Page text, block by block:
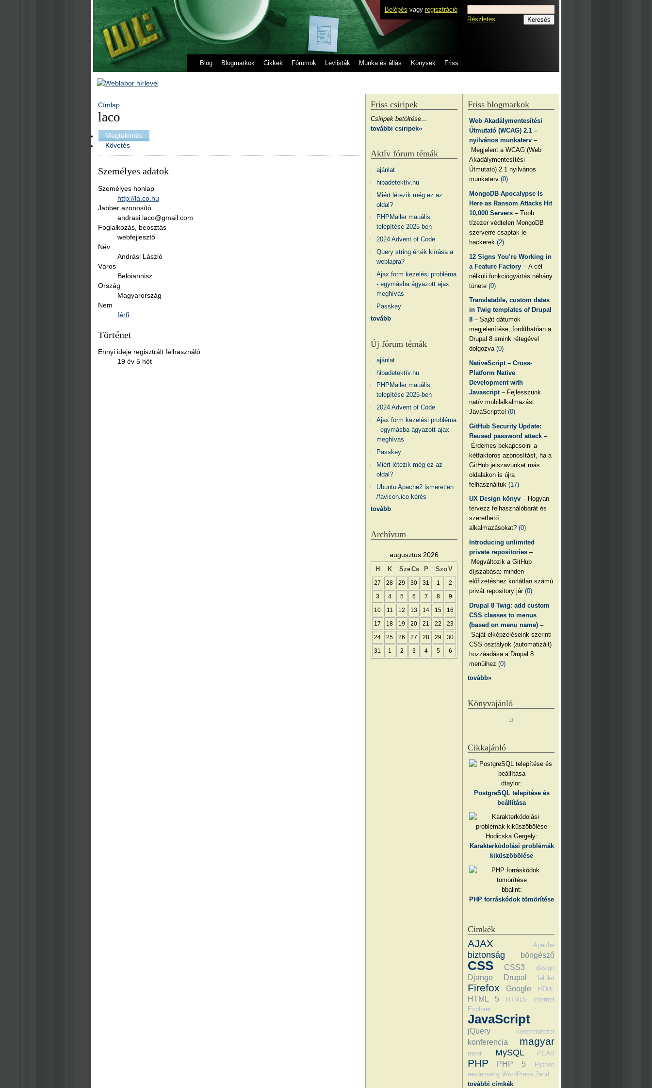
Belépés vagy regisztráció
Blog Blogmarkok Cikkek Fórumok Levlisták Munka és állás Könyvek Friss
Részletes
Címlap
laco
Megtekintés
Követés
Személyes adatok
Személyes honlap
http://la.co.hu
Jabber azonosító
andrasi.laco@gmail.com
Foglalkozás, beosztás
webfejlesztő
Név
Andrási László
Város
Beloiannisz
Ország
Magyarország
Nem
férfi
Történet
Ennyi ideje regisztrált felhasználó
19 év 5 hét
Friss blogmarkok
Web Akadálymentesítési
Útmutató (WCAG) 2.1 –
nyilvános munkaterv –
Megjelent a WCAG (Web
Akadálymentesítési
Útmutató) 2.1 nyilvános
munkaterv(0)
MongoDB Apocalypse Is
Here as Ransom Attacks Hit
10,000 Servers – Több
tízezer védtelen MongoDB
szerverre csaptak le
hackerek(2)
12 Signs You’re Working in
a Feature Factory – A cél
nélküli funkciógyártás néhány
tünete(0)
Translatable, custom dates
in Twig templates of Drupal
8 – Saját dátumok
megjelenítése, fordíthatóan a
Drupal 8 smink rétegével
dolgozva(0)
NativeScript – Cross-
Platform Native
Development with
Javascript – Fejlesszünk
natív mobilalkalmazást
JavaScripttel(0)
GitHub Security Update:
Reused password attack –
Érdemes bekapcsolni a
kétfaktoros azonosítást, ha a
GitHub jelszavunkat más
oldalakon is újra
felhasználtuk(17)
UX Design könyv – Hogyan
tervezz felhasználóbarát és
szerethető
alkalmazásokat?(0)
Introducing unlimited
private repositories –
Megváltozik a GitHub
díjszabása: minden
előfizetéshez korlátlan számú
privát repository jár(0)
Drupal 8 Twig: add custom
CSS classes to menus
(based on menu name) –
Saját elképzeléseink szerinti
CSS osztályok (automatizált)
hozzáadása a Drupal 8
menüihez(0)
tovább»
Könyvajánló
Cikkajánló
dtaylor:
PostgreSQL telepítése és
beállítása
Hodicska Gergely:
Karakterkódolási problémák
kiküszöbölése
bbalint:
PHP forráskódok tömörítése
Címkék
AJAX Apache
biztonság böngésző
CSS CSS3 design
Django Drupal felület
Firefox Google HTML
HTML 5 HTML5
Internet
Explorer
JavaScript
jQuery keretrendszer
konferencia magyar
mobil MySQL PEAR
PHP PHP 5
Python
rendezvény WordPress Zend
további címkék
Friss csiripek
Csiripek betöltése…
további csiripek»
Aktív fórum témák
ajánlat
hibadetektív.hu
Miért létezik még ez az
oldal?
PHPMailer mauális
telepítése 2025-ben
2024 Advent of Code
Query string érték kiírása a
weblapra?
Ajax form kezelési probléma
- egymásba ágyazott ajax
meghívás
Passkey
tovább
Új fórum témák
ajánlat
hibadetektív.hu
PHPMailer mauális
telepítése 2025-ben
2024 Advent of Code
Ajax form kezelési probléma
- egymásba ágyazott ajax
meghívás
Passkey
Miért létezik még ez az
oldal?
Ubuntu Apache2 ismeretlen
/favicon.ico kérés
tovább
Archívum
augusztus 2026
H K SzeCs P SzoV
27 28 29 30 31 1 2
3 4 5 6 7 8 9
10 11 12 13 14 15 16
17 18 19 20 21 22 23
24 25 26 27 28 29 30
31 1 2 3 4 5 6